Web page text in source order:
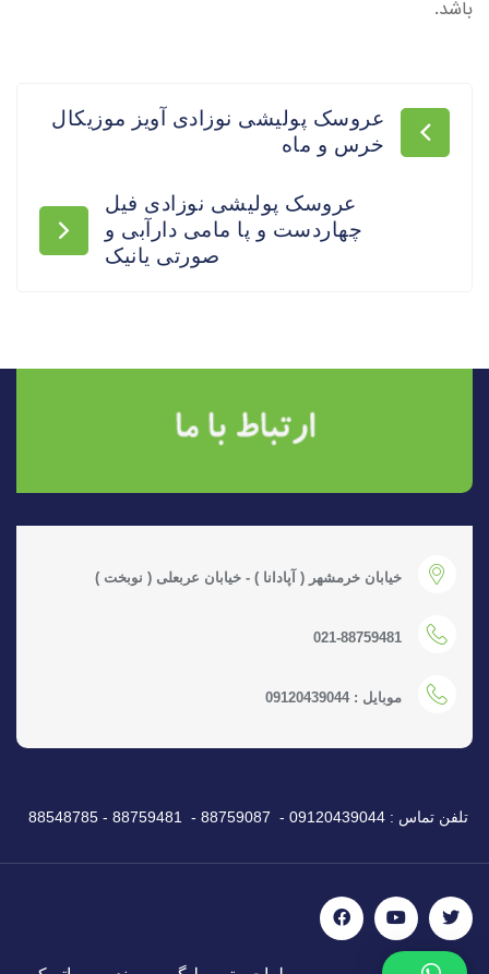
باشد.
عروسک پولیشی نوزادی آویز موزیکال
خرس و ماه
عروسک پولیشی نوزادی فیل
چهاردست و پا مامی دارآبی و
صورتی یانیک
خیابان خرمشهر ( آپادانا ) - خیابان عربعلی ( نوبخت )
021-88759481
موبایل : 09120439044
تلفن تماس : 09120439044 - 88759087 - 88759481 - 88548785